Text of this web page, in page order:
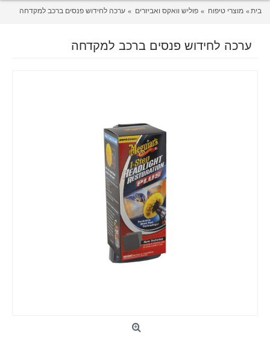
בית מוצרי טיפוח פוליש וואקס ואביזרים ערכה לחידוש פנסים ברכב למקדחה
ערכה לחידוש פנסים ברכב למקדחה